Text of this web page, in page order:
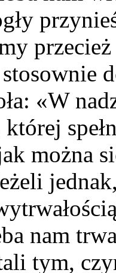
«W
której
można
nam
tym,